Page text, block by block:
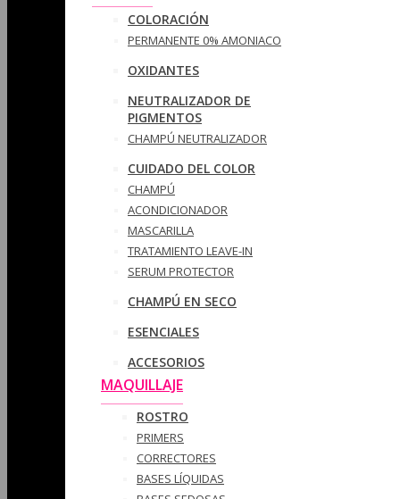
COLORACIÓN
PERMANENTE 0% AMONIACO
OXIDANTES
NEUTRALIZADOR DE
PIGMENTOS
CHAMPÚ NEUTRALIZADOR
CUIDADO DEL COLOR
CHAMPÚ
ACONDICIONADOR
MASCARILLA
TRATAMIENTO LEAVE-IN
SERUM PROTECTOR
CHAMPÚ EN SECO
ESENCIALES
ACCESORIOS
MAQUILLAJE
ROSTRO
PRIMERS
CORRECTORES
BASES LÍQUIDAS